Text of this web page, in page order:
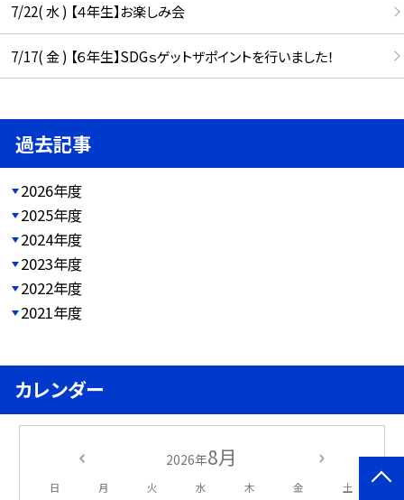
7/22( 水 ) 【４年生】お楽しみ会
7/17( 金 ) 【６年生】SDGｓゲットザポイントを行いました！
過去記事
2026年度
2025年度
2024年度
2023年度
2022年度
2021年度
カレンダー
2026年8月
日 月 火 水 木 金 土